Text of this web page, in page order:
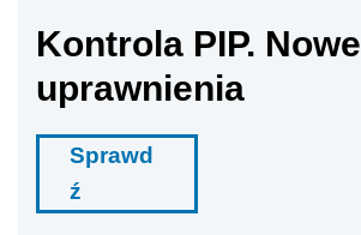
Kontrola PIP. Nowe
uprawnienia
Sprawd
ź